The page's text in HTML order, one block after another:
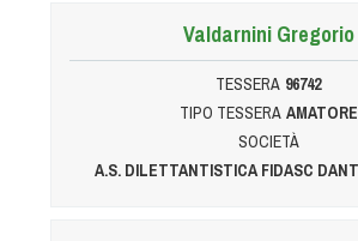
Valdarnini Gregorio
TESSERA 96742
TIPO TESSERA AMATORE
SOCIETÀ
A.S. DILETTANTISTICA FIDASC
Treibball
Ipo Delta
Freestyle
Protezione civile